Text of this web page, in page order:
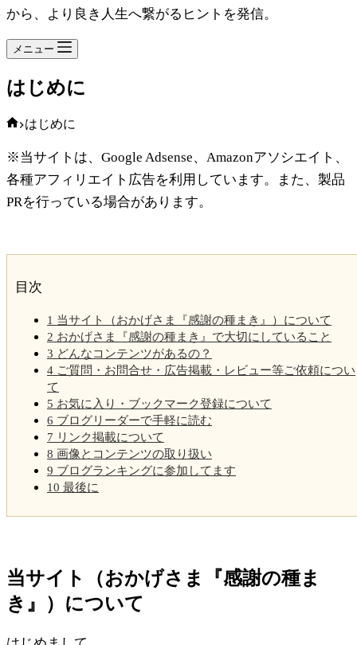
から、より良き人生へ繋がるヒントを発信。
メニュー
はじめに
ホ
ム
はじめに
※当サイトは、Google Adsense、Amazonアソシエイト、
各種アフィリエイト広告を利用しています。また、製品
PRを行っている場合があります。
目次
1 当サイト（おかげさま『感謝の種まき』）について
2 おかげさま『感謝の種まき』で大切にしていること
3 どんなコンテンツがあるの？
4 ご質問・お問合せ・広告掲載・レビュー等ご依頼につい
て
5 お気に入り・ブックマーク登録について
6 ブログリーダーで手軽に読む
7 リンク掲載について
8 画像とコンテンツの取り扱い
9 ブログランキングに参加してます
10 最後に
当サイト（おかげさま『感謝の種ま
き』）について